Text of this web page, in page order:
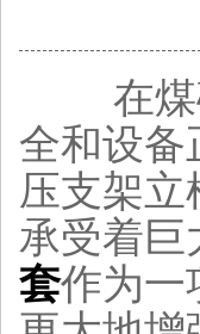
在煤矿
全和设备
压支架
承受着巨
套作为一